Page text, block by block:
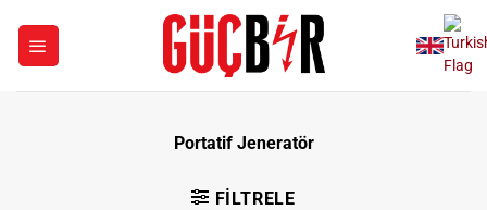
Portatif Jeneratör
FILTRELE